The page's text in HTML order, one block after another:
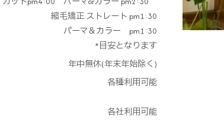
縮毛矯正.ストレート pm1:30
パーマ＆カラー pm1:30
*目安となります
年中無休(年末年始除く)
各種利用可能
各社利用可能